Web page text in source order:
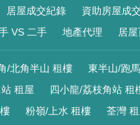
居屋成交紀錄 資助房屋成
VS 二手 地產代理 居
/北角半山 租樓 東半山/跑
租屋 四小龍/荔枝角站 租
粉嶺/上水 租樓 荃灣